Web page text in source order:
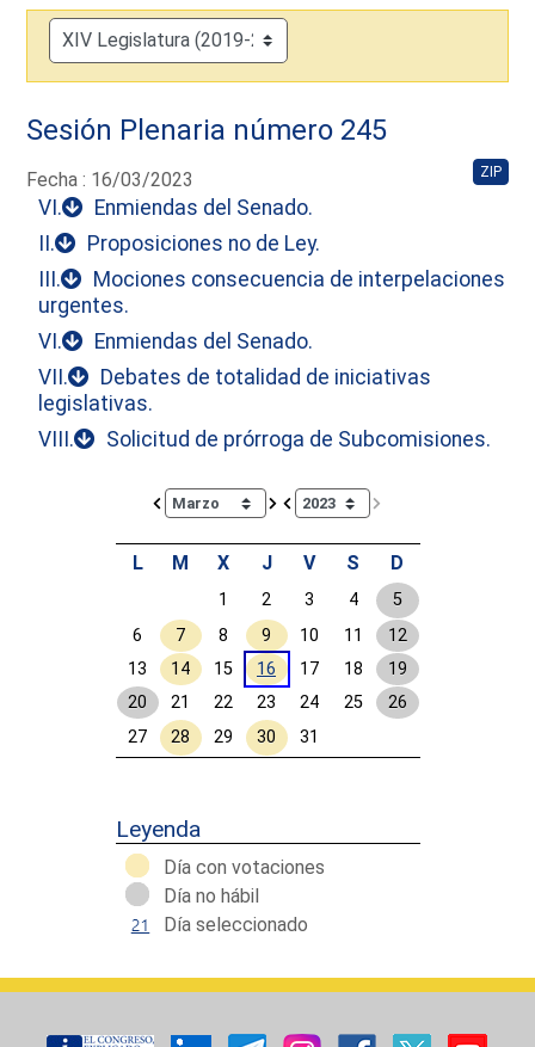
Sesión Plenaria número 245
Fecha : 16/03/2023 ZIP
VI.
Enmiendas del Senado.
II.
Proposiciones no de Ley.
III.
Mociones consecuencia de interpelaciones
urgentes.
VI.
Enmiendas del Senado.
VII.
Debates de totalidad de iniciativas
legislativas.
VIII.
Solicitud de prórroga de Subcomisiones.
Calendar io de actividades. Doce Legislatura
L M X J V S D
1 2 3 4
5
6
7 8 9 10 11
12
13
14 15 16 17 18
19
20
21 22 23 24 25
26
27
28 29 30 31
Leyenda
Día con votaciones
Día no hábil
Día seleccionado